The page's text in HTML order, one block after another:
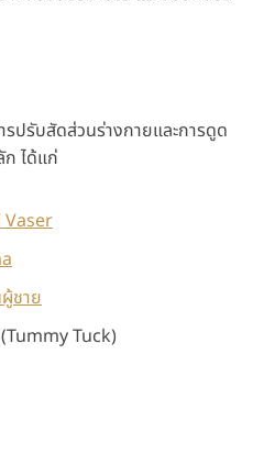
ปรับสัดส่วนร่างกายและการดูด
ได้แก่
Vaser
ผู้ชาย
Tuck)